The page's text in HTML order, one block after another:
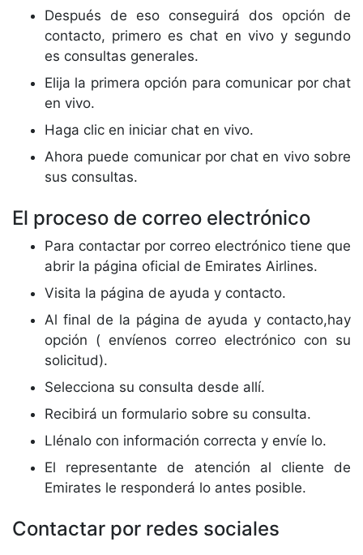
Después de eso conseguirá dos opción de
contacto, primero es chat en vivo y segundo
es consultas generales.
Elija la primera opción para comunicar por chat
en vivo.
Haga clic en iniciar chat en vivo.
Ahora puede comunicar por chat en vivo sobre
sus consultas.
El proceso de correo electrónico
Para contactar por correo electrónico tiene que
abrir la página oficial de Emirates Airlines.
Visita la página de ayuda y contacto.
Al final de la página de ayuda y contacto,hay
opción ( envíenos correo electrónico con su
solicitud).
Selecciona su consulta desde allí.
Recibirá un formulario sobre su consulta.
Llénalo con información correcta y envíe lo.
El representante de atención al cliente de
Emirates le responderá lo antes posible.
Contactar por redes sociales